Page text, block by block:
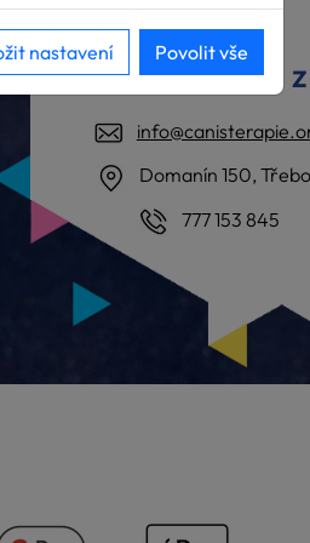
Hafík Třeboň,
Domanín 150,
777 153 845
nastavení Povolit vše